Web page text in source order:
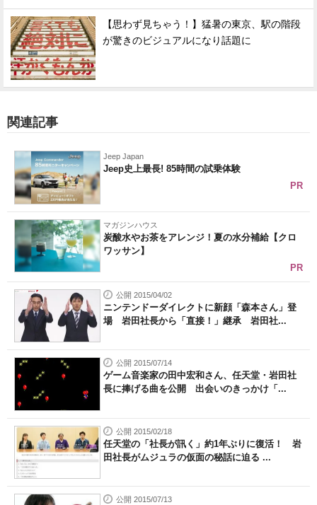
【思わず見ちゃう！】猛暑の東京、駅の階段
が驚きのビジュアルになり話題に
関連記事
Jeep Japan
Jeep史上最長! 85時間の試乗体験
PR
マガジンハウス
炭酸水やお茶をアレンジ！夏の水分補給【クロ
ワッサン】
PR
公開 2015/04/02
ニンテンドーダイレクトに新顔「森本さん」登
場 岩田社長から「直接！」継承 岩田社...
公開 2015/07/14
ゲーム音楽家の田中宏和さん、任天堂・岩田社
長に捧げる曲を公開 出会いのきっかけ「...
公開 2015/02/18
任天堂の「社長が訊く」約1年ぶりに復活！ 岩
田社長がムジュラの仮面の秘話に迫る ...
公開 2015/07/13